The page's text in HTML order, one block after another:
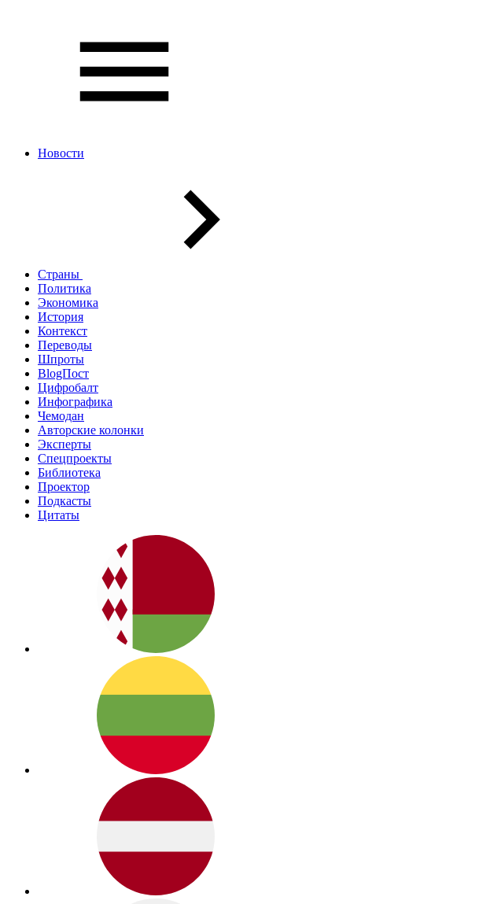
Новости
Страны
Политика
Экономика
История
Контекст
Переводы
Шпроты
BlogПост
Цифробалт
Инфографика
Чемодан
Авторские колонки
Эксперты
Спецпроекты
Библиотека
Проектор
Подкасты
Цитаты